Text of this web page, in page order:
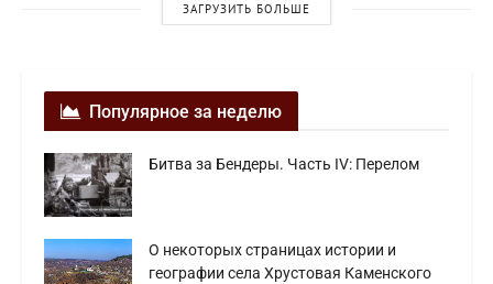
ЗАГРУЗИТЬ БОЛЬШЕ
Популярное за неделю
Битва за Бендеры. Часть IV: Перелом
О некоторых страницах истории и
географии села Хрустовая Каменского